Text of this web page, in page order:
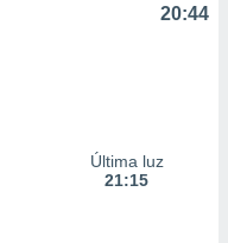
20:44
Última luz
21:15